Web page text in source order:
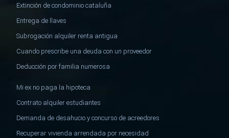
Extinción de condominio cataluña
Entrega de llaves
Subrogación alquiler renta antigua
Cuando prescribe una deuda con un proveedor
Deducción por familia numerosa
Mi ex no paga la hipoteca
Contrato alquiler estudiantes
Demanda de desahucio y concurso de acreedores
Recuperar vivienda arrendada por necesidad